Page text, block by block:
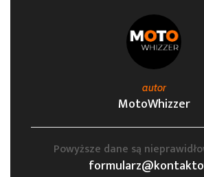
autor
MotoWhizzer
Powyższe dane są